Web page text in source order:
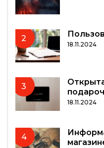
2
18.11.2024
3
18.11.2024
4